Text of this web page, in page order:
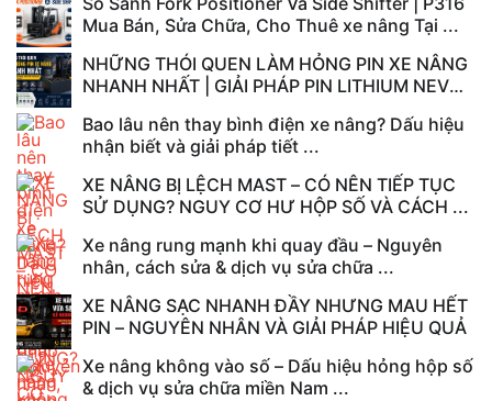
Mua Bán, Sửa Chữa, Cho Thuê xe nâng Tại ...
NHỮNG THÓI QUEN LÀM HỎNG PIN XE NÂNG
NHANH NHẤT | GIẢI PHÁP PIN LITHIUM NEV
Bao lâu nên thay bình điện xe nâng? Dấu hiệu
nhận biết và giải pháp tiết ...
XE NÂNG BỊ LỆCH MAST – CÓ NÊN TIẾP TỤC
SỬ DỤNG? NGUY CƠ HƯ HỘP SỐ VÀ CÁCH ...
Xe nâng rung mạnh khi quay đầu – Nguyên
nhân, cách sửa & dịch vụ sửa chữa ...
XE NÂNG SẠC NHANH ĐẦY NHƯNG MAU HẾT
PIN – NGUYÊN NHÂN VÀ GIẢI PHÁP HIỆU QUẢ
Xe nâng không vào số – Dấu hiệu hỏng hộp số
& dịch vụ sửa chữa miền Nam ...